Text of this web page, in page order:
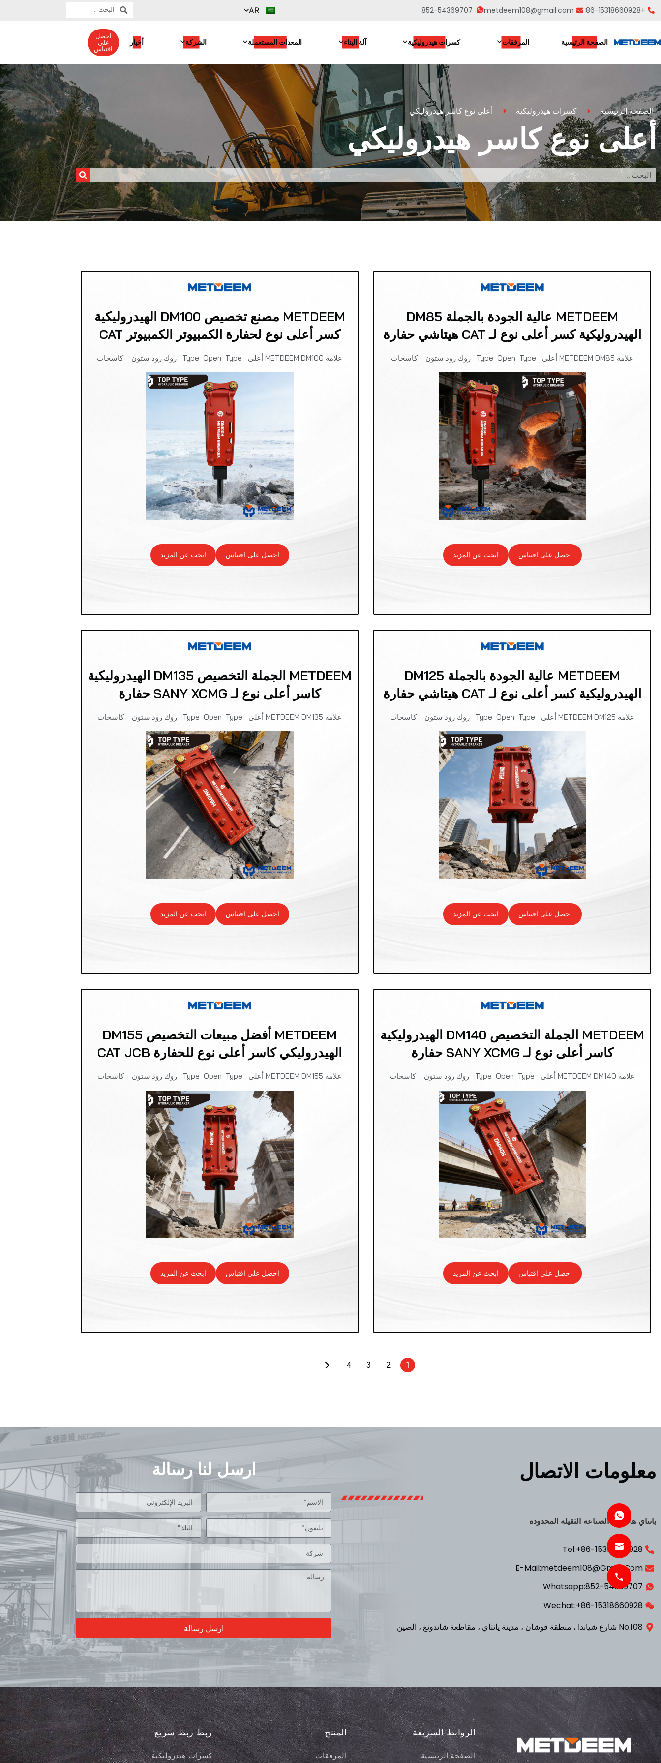
+86-15318660928
metdeem108@gmail.com
852-54369707
AR
الصفحة الرئيسية المرفقات كسرات هيدروليكية آلة البناء المعدات المستعملة الشركة أخبار
احصل
على
اقتباس
الصفحة الرئيسية كسرات هيدروليكية أعلى نوع كاسر هيدروليكي
أعلى نوع كاسر هيدروليكي
METDEEM عالية الجودة بالجملة DM85
الهيدروليكية كسر أعلى نوع لـ CAT هيتاشي حفارة
علامة METDEEM DM85 أعلى Type Open Type روك رود ستون كاسحات
احصل على اقتباس ابحث عن المزيد
METDEEM مصنع تخصيص DM100 الهيدروليكية
كسر أعلى نوع لحفارة الكمبيوتر الكمبيوتر CAT
علامة METDEEM DM100 أعلى Type Open Type روك رود ستون كاسحات
احصل على اقتباس ابحث عن المزيد
METDEEM عالية الجودة بالجملة DM125
الهيدروليكية كسر أعلى نوع لـ CAT هيتاشي حفارة
علامة METDEEM DM125 أعلى Type Open Type روك رود ستون كاسحات
احصل على اقتباس ابحث عن المزيد
METDEEM الجملة التخصيص DM135 الهيدروليكية
كاسر أعلى نوع لـ SANY XCMG حفارة
علامة METDEEM DM135 أعلى Type Open Type روك رود ستون كاسحات
احصل على اقتباس ابحث عن المزيد
METDEEM الجملة التخصيص DM140 الهيدروليكية
كاسر أعلى نوع لـ SANY XCMG حفارة
علامة METDEEM DM140 أعلى Type Open Type روك رود ستون كاسحات
احصل على اقتباس ابحث عن المزيد
METDEEM أفضل مبيعات التخصيص DM155
الهيدروليكي كاسر أعلى نوع للحفارة CAT JCB
علامة METDEEM DM155 أعلى Type Open Type روك رود ستون كاسحات
احصل على اقتباس ابحث عن المزيد
1
2
3
4
معلومات الاتصال
يانتاي هانشينغ الصناعة الثقيلة المحدودة
Tel:+86-15318660928
E-Mail:metdeem108@gmail.com
Whatsapp:852-54369707
Wechat:+86-15318660928
No.108 شارع شياندا ، منطقة فوشان ، مدينة يانتاي ، مقاطعة شاندونغ ، الصين
ارسل لنا رسالة
ارسل رسالة
الروابط السريعة
الصفحة الرئيسية
المنتج
المرفقات
ربط ربط سريع
كسرات هيدروليكية